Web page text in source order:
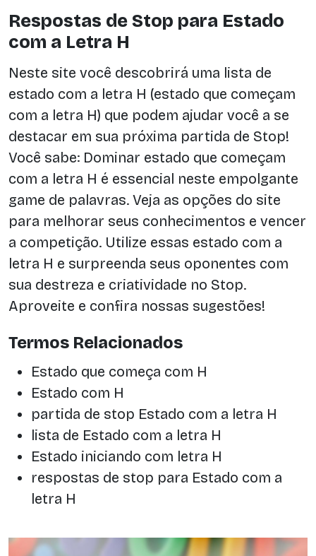
Respostas de Stop para Estado
com a Letra H
Neste site você descobrirá uma lista de
estado com a letra H (estado que começam
com a letra H) que podem ajudar você a se
destacar em sua próxima partida de Stop!
Você sabe: Dominar estado que começam
com a letra H é essencial neste empolgante
game de palavras. Veja as opções do site
para melhorar seus conhecimentos e vencer
a competição. Utilize essas estado com a
letra H e surpreenda seus oponentes com
sua destreza e criatividade no Stop.
Aproveite e confira nossas sugestões!
Termos Relacionados
Estado que começa com H
Estado com H
partida de stop Estado com a letra H
lista de Estado com a letra H
Estado iniciando com letra H
respostas de stop para Estado com a
letra H